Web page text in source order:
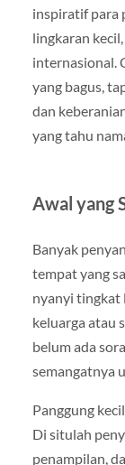
inspiratif para
lingkaran
internasional.
yang bagus,
dan
yang tahu
Awal yang
Banyak
tempat yang
nyanyi tingkat
keluarga atau
belum ada
semangatnya
Panggung
Di situlah
penampilan,